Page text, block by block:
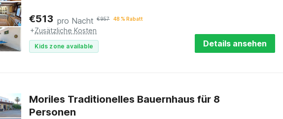
€513 pro Nacht €957 48 % Rabatt
+Zusätzliche Kosten
Kids zone available Details ansehen
Moriles Traditionelles Bauernhaus für 8
Personen